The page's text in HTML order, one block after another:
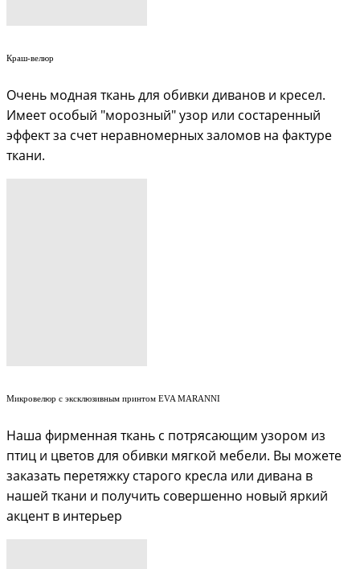
Краш-велюр
Очень модная ткань для обивки диванов и кресел.
Имеет особый "морозный" узор или состаренный
эффект за счет неравномерных заломов на фактуре
ткани.
Микровелюр с эксклюзивным принтом EVA MARANNI
Наша фирменная ткань с потрясающим узором из
птиц и цветов для обивки мягкой мебели. Вы можете
заказать перетяжку старого кресла или дивана в
нашей ткани и получить совершенно новый яркий
акцент в интерьер